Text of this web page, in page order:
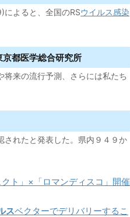
よると、全国のRSウイルス感染
都医学総合研究所
将来の流行予測、さらには私たち
されたと発表した。県内９４９か
ト」×「ロマンディスコ」開催
スベクターでデリバリーするこ